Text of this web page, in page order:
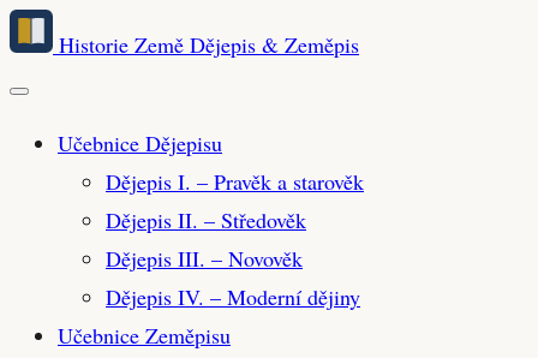
Přeskočit
hlavní
obsah
Historie Země Dějepis & Zeměpis
Učebnice Dějepisu
Dějepis I. – Pravěk a starověk
Dějepis II. – Středověk
Dějepis III. – Novověk
Dějepis IV. – Moderní dějiny
Učebnice Zeměpisu